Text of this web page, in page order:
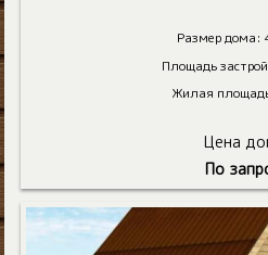
Размер дома:
Площадь
Жилая
Цена
По